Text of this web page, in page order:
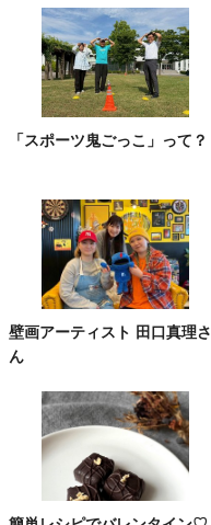
「スポーツ鬼ごっこ」って？
壁画アーティスト 田口真理さ
ん